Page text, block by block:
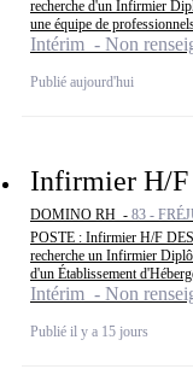
recherche d'un Infirmier
une équipe de
Intérim - Non
Publié aujourd'hui
Infirmier H/F
DOMINO RH - 83 -
POSTE : Infirmier H/F
recherche un Infirmier
d'un Établissement
Intérim - Non
Publié il y a 15 jours